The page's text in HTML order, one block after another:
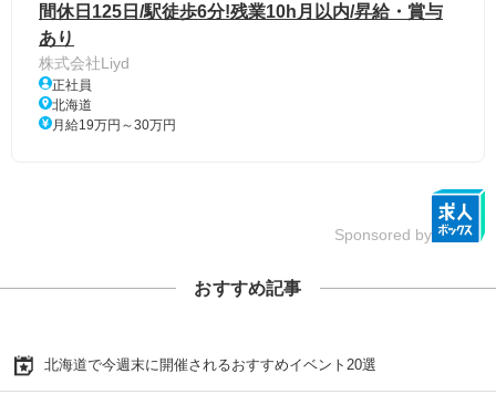
間休日125日/駅徒歩6分!残業10h月以内/昇給・賞与
あり
株式会社Liyd
正社員
北海道
月給19万円～30万円
Sponsored by
おすすめ記事
北海道で今週末に開催されるおすすめイベント20選